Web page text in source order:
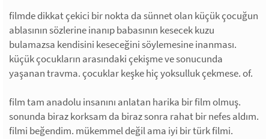
filmde dikkat çekici bir nokta da sünnet olan küçük çocuğun
ablasının sözlerine inanıp babasının kesecek kuzu
bulamazsa kendisini keseceğini söylemesine inanması.
küçük çocukların arasındaki çekişme ve sonucunda
yaşanan travma. çocuklar keşke hiç yoksulluk çekmese. of.
film tam anadolu insanını anlatan harika bir film olmuş.
sonunda biraz korksam da biraz sonra rahat bir nefes aldım.
filmi beğendim. mükemmel değil ama iyi bir türk filmi.